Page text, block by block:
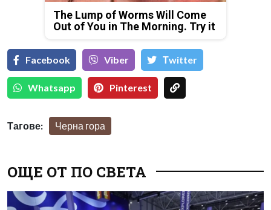
The Lump of Worms Will Come
Out of You in The Morning. Try it
Facebook Viber Тwitter
Whatsapp Pinterest
Тагове: Черна гора
ОЩЕ ОТ ПО СВЕТА